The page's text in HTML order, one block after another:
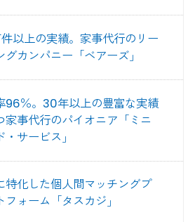
以上の実績。家事代行のリー
グカンパニー「ベアーズ」
96％。30年以上の豊富な実績
家事代行のパイオニア「ミニ
・サービス」
特化した個人間マッチングプ
フォーム「タスカジ」